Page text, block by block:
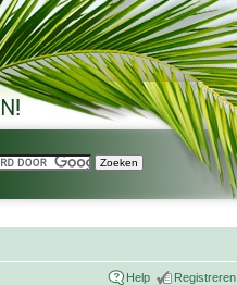
Help Registreren